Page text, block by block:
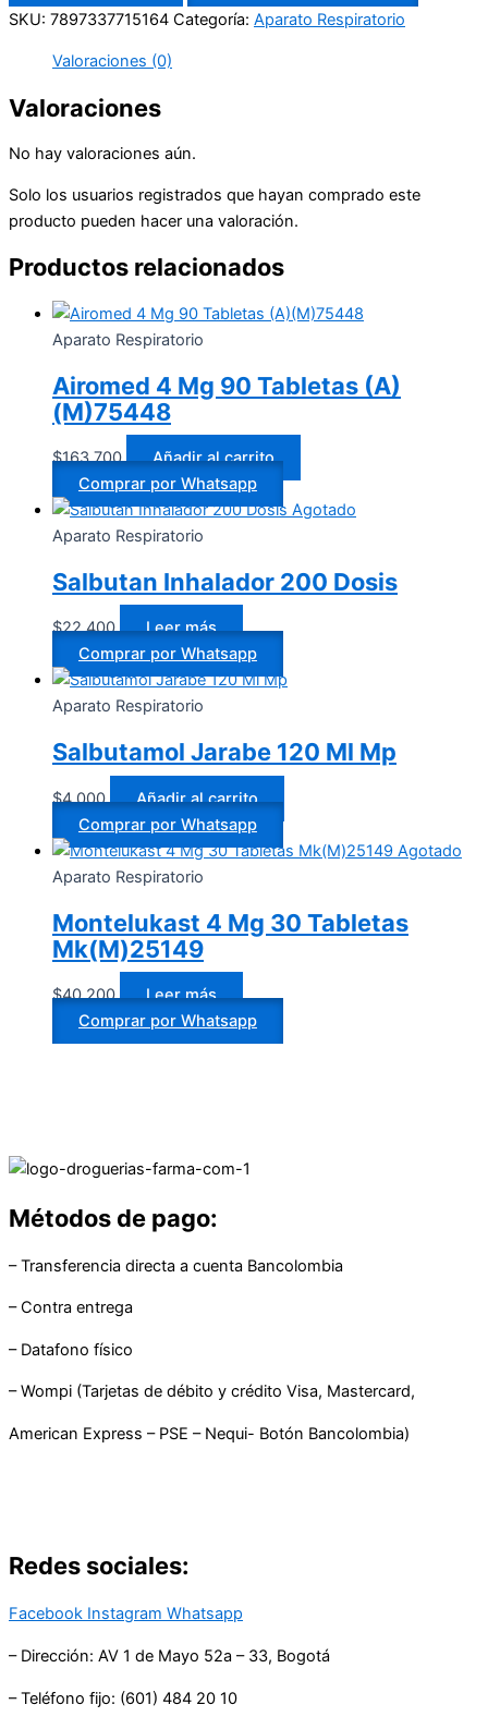
SKU: 7897337715164 Categoría: Aparato Respiratorio
Valoraciones (0)
Valoraciones
No hay valoraciones aún.
Solo los usuarios registrados que hayan comprado este
producto pueden hacer una valoración.
Productos relacionados
Aparato Respiratorio
Airomed 4 Mg 90 Tabletas (A)
(M)75448
$163.700
Añadir al carrito
Comprar por Whatsapp
Agotado
Aparato Respiratorio
Salbutan Inhalador 200 Dosis
$22.400
Leer más
Comprar por Whatsapp
Aparato Respiratorio
Salbutamol Jarabe 120 Ml Mp
$4.000
Añadir al carrito
Comprar por Whatsapp
Agotado
Aparato Respiratorio
Montelukast 4 Mg 30 Tabletas
Mk(M)25149
$40.200
Leer más
Comprar por Whatsapp
Métodos de pago:
– Transferencia directa a cuenta Bancolombia
– Contra entrega
– Datafono físico
– Wompi (Tarjetas de débito y crédito Visa, Mastercard,
American Express – PSE – Nequi- Botón Bancolombia)
Redes sociales:
Facebook Instagram Whatsapp
– Dirección: AV 1 de Mayo 52a – 33, Bogotá
– Teléfono fijo: (601) 484 20 10